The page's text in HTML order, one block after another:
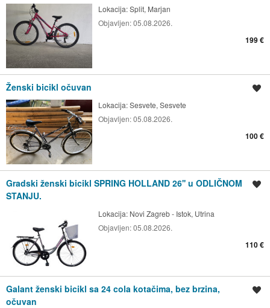
Lokacija:Split, Marjan
Objavljen:05.08.2026.
199 €
Ženski bicikl očuvan
Lokacija:Sesvete, Sesvete
Objavljen:05.08.2026.
100 €
Gradski ženski bicikl SPRING HOLLAND 26'' u ODLIČNOM
STANJU.
Lokacija: Novi Zagreb - Istok, Utrina
Objavljen:05.08.2026.
110 €
Galant ženski bicikl sa 24 cola kotačima, bez brzina,
očuvan